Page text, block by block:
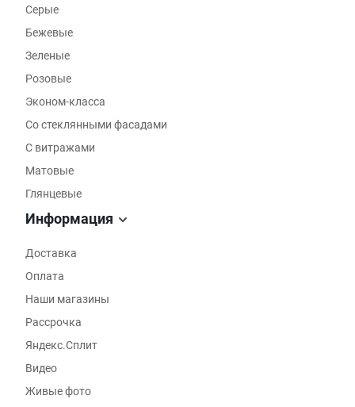
Серые
Бежевые
Зеленые
Розовые
Эконом-класса
Со стеклянными фасадами
С витражами
Матовые
Глянцевые
Информация
Доставка
Оплата
Наши магазины
Рассрочка
Яндекс.Сплит
Видео
Живые фото